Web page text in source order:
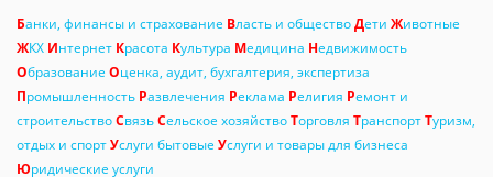
Банки, финансы и страхование Власть и обществоДети Животные
ЖКХ Интернет Красота Культура Медицина Недвижимость
Образование Оценка, аудит, бухгалтерия, экспертиза
Промышленность Развлечения Реклама Религия Ремонт и
строительствоСвязьСельское хозяйствоТорговля ТранспортТуризм,
отдых и спортУслуги бытовые Услуги и товары для бизнеса
Юридические услуги